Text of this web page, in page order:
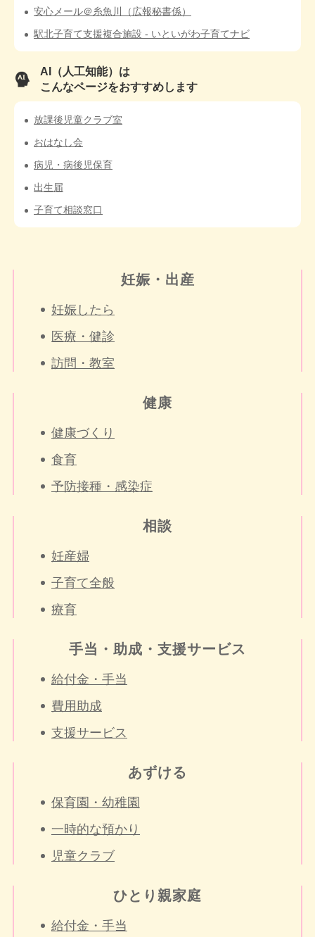
安心メール＠糸魚川（広報秘書係）
駅北子育て支援複合施設 - いといがわ子育てナビ
AI（人工知能）は
こんなページをおすすめします
放課後児童クラブ室
おはなし会
病児・病後児保育
出生届
子育て相談窓口
妊娠・出産
妊娠したら
医療・健診
訪問・教室
健康
健康づくり
食育
予防接種・感染症
相談
妊産婦
子育て全般
療育
手当・助成・支援サービス
給付金・手当
費用助成
支援サービス
あずける
保育園・幼稚園
一時的な預かり
児童クラブ
ひとり親家庭
給付金・手当